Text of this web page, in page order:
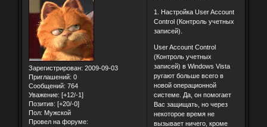
Зарегистрирован: 2009-09-03
Приглашений: 0
Сообщений: 764
Уважение: [+12/-1]
Позитив: [+20/-0]
Пол: Мужской
Провел на форуме:
1. Настройка User Account
Control (Контроль учетных
записей).
User Account Control
(Контроль учетных
записей) в Windows Vista
ругают больше всего в
новой операционной
системе. Да, он помогает
Вас защищать, но через
некоторое время не
вызывает ничего, кроме